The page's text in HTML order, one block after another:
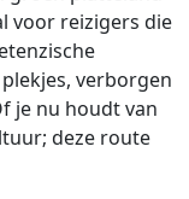
voor reizigers die
verborgen
je nu houdt van
deze route